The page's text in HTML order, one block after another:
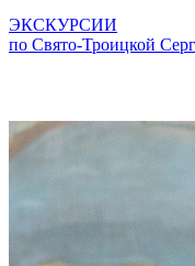
ЭКСКУРСИИ
по Свято-Троицкой